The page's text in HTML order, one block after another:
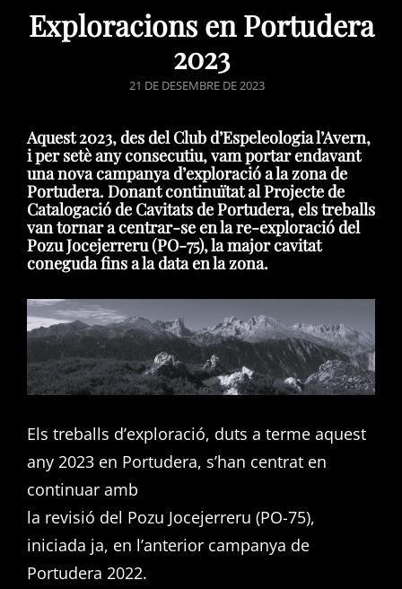
Exploracions en Portudera
2023
POSTED
21 DE DESEMBRE DE 2023
Aquest 2023, des del Club d’Espeleologia l’Avern,
i per setè any consecutiu, vam portar endavant
una nova campanya d’exploració a la zona de
Portudera. Donant continuïtat al Projecte de
Catalogació de Cavitats de Portudera, els treballs
van tornar a centrar-se en la re-exploració del
Pozu Jocejerreru (PO-75), la major cavitat
coneguda fins a la data en la zona.
Els treballs d’exploració, duts a terme aquest
any 2023 en Portudera, s’han centrat en
continuar amb
la revisió del Pozu Jocejerreru (PO-75),
iniciada ja, en l’anterior campanya de
Portudera 2022.